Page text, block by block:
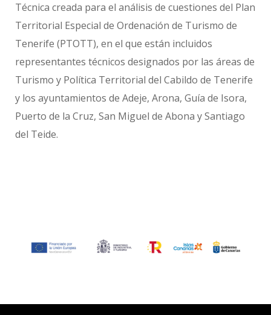
Técnica creada para el análisis de cuestiones del Plan
Territorial Especial de Ordenación de Turismo de
Tenerife (PTOTT), en el que están incluidos
representantes técnicos designados por las áreas de
Turismo y Política Territorial del Cabildo de Tenerife
y los ayuntamientos de Adeje, Arona, Guía de Isora,
Puerto de la Cruz, San Miguel de Abona y Santiago
del Teide.